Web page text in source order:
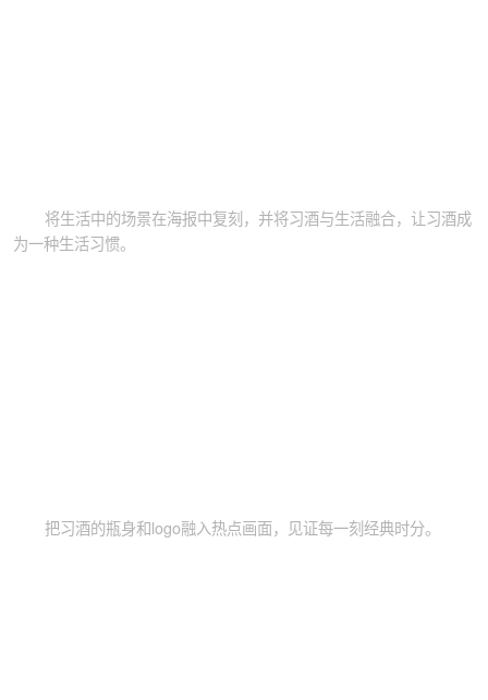
将生活中的场景在海报中复刻，并将习酒与生活融合，让习酒成
为一种生活习惯。
把习酒的瓶身和logo融入热点画面，见证每一刻经典时分。